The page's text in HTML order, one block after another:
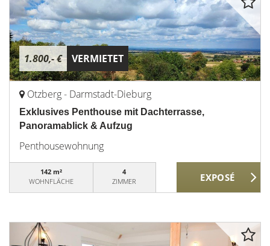
1.800,- € VERMIETET
Otzberg - Darmstadt-Dieburg
Exklusives Penthouse mit Dachterrasse,
Panoramablick & Aufzug
Penthousewohnung
142 m²
WOHNFLÄCHE
4
ZIMMER